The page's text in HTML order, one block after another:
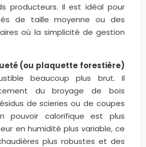
producteurs. Il est idéal pour
de taille moyenne ou des
où la simplicité de gestion
(ou plaquette forestière)
beaucoup plus brut. Il
du broyage de bois
de scieries ou de coupes
pouvoir calorifique est plus
en humidité plus variable, ce
plus robustes et des